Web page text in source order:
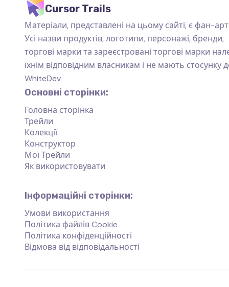
Cursor Trails
Матеріали, представлені на цьому сайті, є фан-
Усі назви продуктів, логотипи, персонажі, бренди,
торгові марки та зареєстровані торгові марки
їхнім відповідним власникам і не мають стосунку
WhiteDev
Основні сторінки:
Головна сторінка
Трейли
Колекції
Конструктор
Мої Трейли
Як використовувати
Інформаційні сторінки:
Умови використання
Політика файлів Cookie
Політика конфіденційності
Відмова від відповідальності